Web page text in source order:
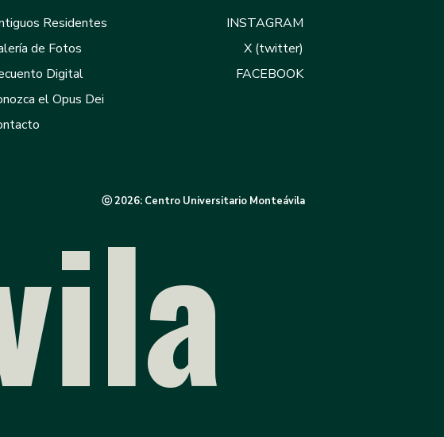
Residentes
de Fotos
Digital
el Opus Dei
INSTAGRAM
X (twitter)
FACEBOOK
ⓒ 2026: Centro Universitario Monteávila